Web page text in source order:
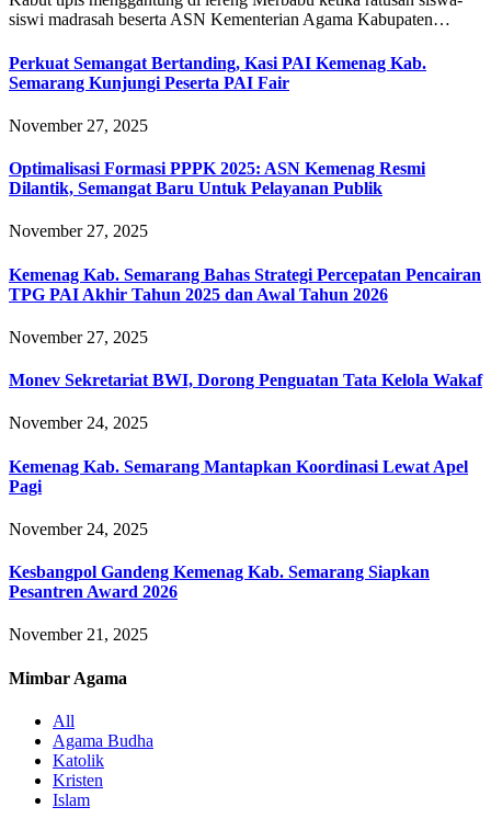
siswi madrasah beserta ASN Kementerian Agama Kabupaten…
Perkuat Semangat Bertanding, Kasi PAI Kemenag Kab.
Semarang Kunjungi Peserta PAI Fair
November 27, 2025
Optimalisasi Formasi PPPK 2025: ASN Kemenag Resmi
Dilantik, Semangat Baru Untuk Pelayanan Publik
November 27, 2025
Kemenag Kab. Semarang Bahas Strategi Percepatan Pencairan
TPG PAI Akhir Tahun 2025 dan Awal Tahun 2026
November 27, 2025
Monev Sekretariat BWI, Dorong Penguatan Tata Kelola Wakaf
November 24, 2025
Kemenag Kab. Semarang Mantapkan Koordinasi Lewat Apel
Pagi
November 24, 2025
Kesbangpol Gandeng Kemenag Kab. Semarang Siapkan
Pesantren Award 2026
November 21, 2025
Mimbar Agama
All
Agama Budha
Katolik
Kristen
Islam